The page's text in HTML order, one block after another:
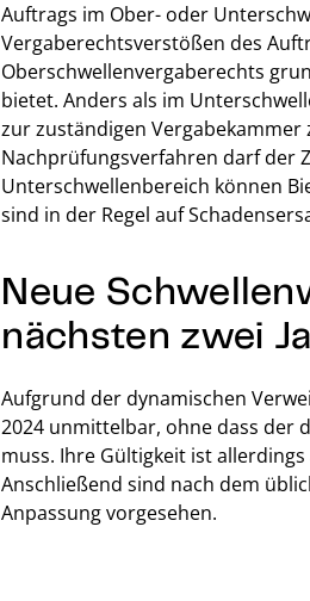
Auftrags im Ober- oder
Vergaberechtsverstößen des
Oberschwellenvergaberechts
bietet. Anders als im
zur zuständigen Vergabekammer
Nachprüfungsverfahren darf der
Unterschwellenbereich können
sind in der Regel auf
Neue
nächsten zwei
Aufgrund der dynamischen
2024 unmittelbar, ohne dass der
muss. Ihre Gültigkeit ist
Anschließend sind nach dem
Anpassung vorgesehen.